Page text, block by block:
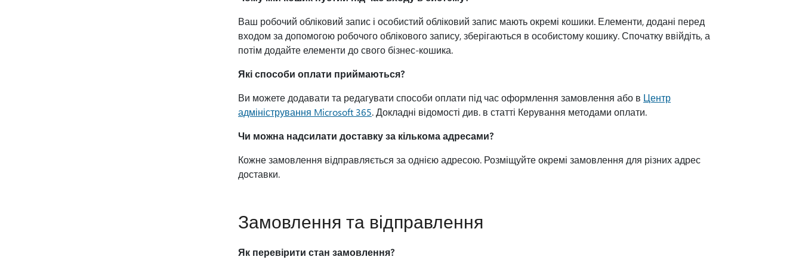
Ваш робочий обліковий запис і особистий обліковий запис мають окремі кошики. Елементи, додані перед
входом за допомогою робочого облікового запису, зберігаються в особистому кошику. Спочатку ввійдіть, а
потім додайте елементи до свого бізнес-кошика.
Які способи оплати приймаються?
Ви можете додавати та редагувати способи оплати під час оформлення замовлення або в Центр
адміністрування Microsoft 365. Докладні відомості див. в статті Керування методами оплати.
Чи можна надсилати доставку за кількома адресами?
Кожне замовлення відправляється за однією адресою. Розміщуйте окремі замовлення для різних адрес
доставки.
Замовлення та відправлення
Як перевірити стан замовлення?